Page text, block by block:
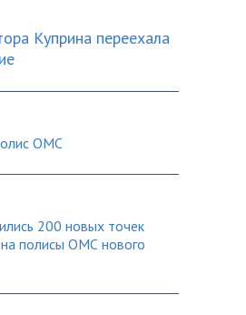
Куприна переехала
ОМС
200 новых точек
полисы ОМС нового